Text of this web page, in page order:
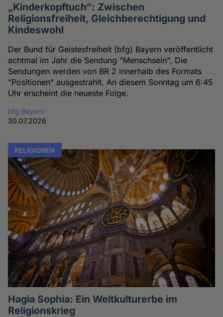
„Kinderkopftuch“: Zwischen
Religionsfreiheit, Gleichberechtigung und
Kindeswohl
Der Bund für Geistesfreiheit (bfg) Bayern veröffentlicht
achtmal im Jahr die Sendung "Menschsein". Die
Sendungen werden von BR 2 innerhalb des Formats
"Positionen" ausgestrahlt. An diesem Sonntag um 6:45
Uhr erscheint die neueste Folge.
bfg Bayern
30.07.2026
RELIGIONEN
Hagia Sophia: Ein Weltkulturerbe im
Religionskrieg